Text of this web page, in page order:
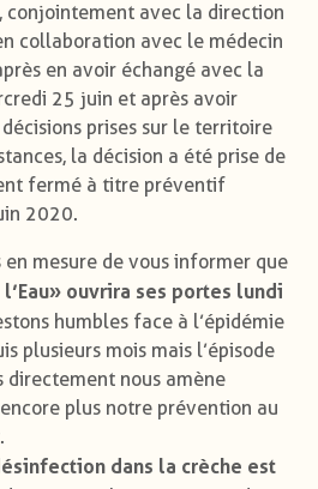
conjointement avec la direction
collaboration avec le médecin
en avoir échangé avec la
25 juin et après avoir
prises sur le territoire
la décision a été prise de
fermé à titre préventif
2020.
en mesure de vous informer que
ouvrira ses portes lundi
humbles face à l’épidémie
plusieurs mois mais l’épisode
directement nous amène
plus notre prévention au
dans la crèche est